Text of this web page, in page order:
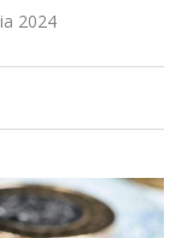
2024